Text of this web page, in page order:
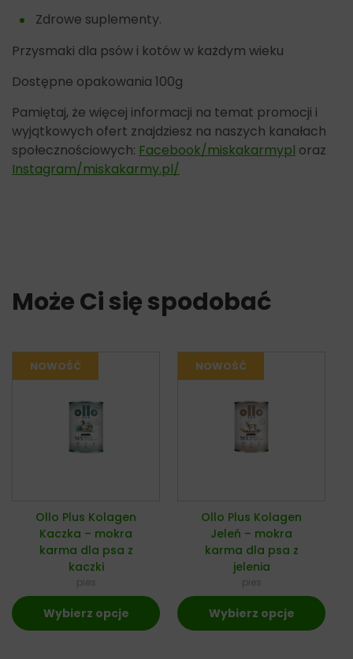
Zdrowe suplementy.
Przysmaki dla psów i kotów w każdym wieku
Dostępne opakowania 100g
Pamiętaj, że więcej informacji na temat promocji i
wyjątkowych ofert znajdziesz na naszych kanałach
społecznościowych: Facebook/miskakarmypl oraz
Instagram/miskakarmy.pl/
Może Ci się spodobać
Ollo Plus Kolagen
Kaczka – mokra
karma dla psa z
kaczki
pies
Wybierz opcje
Ollo Plus Kolagen
Jeleń – mokra
karma dla psa z
jelenia
pies
Wybierz opcje